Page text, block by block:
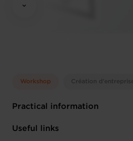
Workshop Création d'entreprise
Practical information
Monday 8 Jul 2024
Useful links